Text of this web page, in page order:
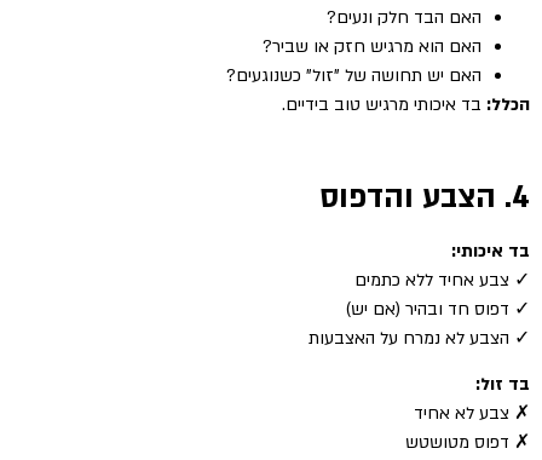
האם הבד חלק ונעים?
האם הוא מרגיש חזק או שביר?
האם יש תחושה של "זול" כשנוגעים?
הכלל: בד איכותי מרגיש טוב בידיים.
4. הצבע והדפוס
בד איכותי:
✓ צבע אחיד ללא כתמים
✓ דפוס חד ובהיר (אם יש)
✓ הצבע לא נמרח על האצבעות
בד זול:
✗ צבע לא אחיד
✗ דפוס מטושטש